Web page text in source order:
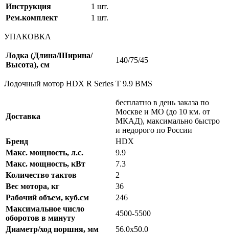
Инструкция
1 шт.
Рем.комплект
1 шт.
УПАКОВКА
Лодка (Длина/Ширина/
Высота), см
140/75/45
Лодочный мотор HDX R Series T 9.9 BMS
Доставка
бесплатно в день заказа по
Москве и МО (до 10 км. от
МКАД), максимально быстро
и недорого по России
Бренд
HDX
Макс. мощность, л.с.
9.9
Макс. мощность, кВт
7.3
Количество тактов
2
Вес мотора, кг
36
Рабочий объем, куб.см
246
Максимальное число
оборотов в минуту
4500-5500
Диаметр/ход поршня, мм
56.0x50.0